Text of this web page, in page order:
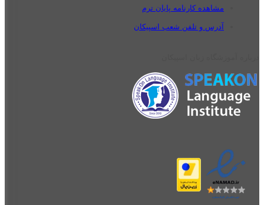
مشاهده کارنامه پایان ترم
آدرس و تلفن شعب اسپیکان